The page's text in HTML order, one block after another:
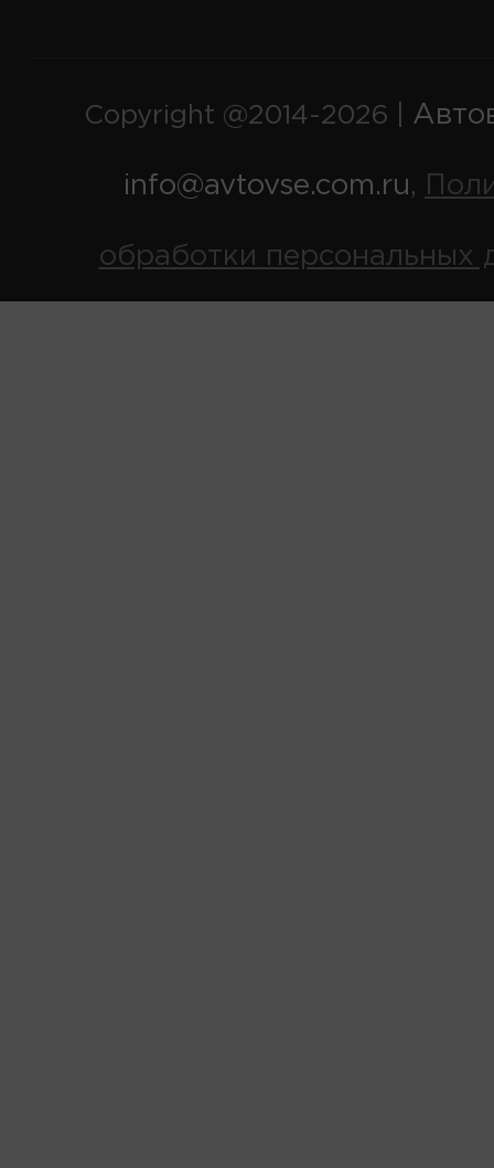
Copyright @2014-2026 |
info@avtovse.com.ru,
обработки персональных